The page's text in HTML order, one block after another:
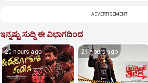
ADVERTISEMENT
ಇನ್ನಷ್ಟು ಸುದ್ದಿ ಈ ವಿಭಾಗದಿಂದ
20 hours ago 21 hours ago